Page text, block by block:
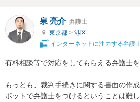
泉 亮介 弁護士
東京都 > 港区
インターネットに注力する弁護
有料相談等で対応をしてもらえる弁護士
もっとも、裁判手続きに関する書面の作
ポットで弁護士をつけるということは難